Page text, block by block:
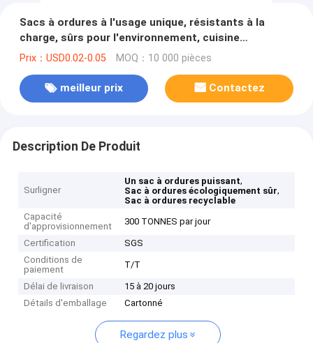
Sacs à ordures à l'usage unique, résistants à la
charge, sûrs pour l'environnement, cuisine
recyclable, à corde à tirer
Prix：USD0.02-0.05 MOQ：10 000 pièces
meilleur prix Contactez
Description De Produit
Surligner
Un sac à ordures puissant,
Sac à ordures écologiquement sûr,
Sac à ordures recyclable
Capacité
d'approvisionnement
300 TONNES par jour
Certification
SGS
Conditions de
paiement
T/T
Délai de livraison
15 à 20 jours
Détails d'emballage
Cartonné
Regardez plus